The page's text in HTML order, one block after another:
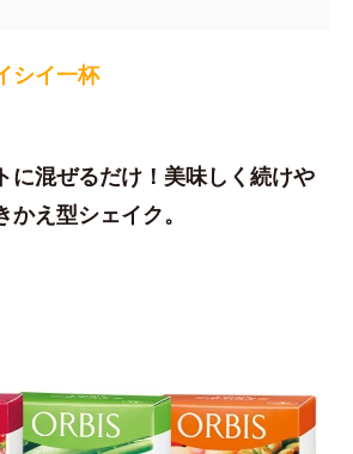
シイ一杯
に混ぜるだけ！美味しく続けや
え型シェイク。